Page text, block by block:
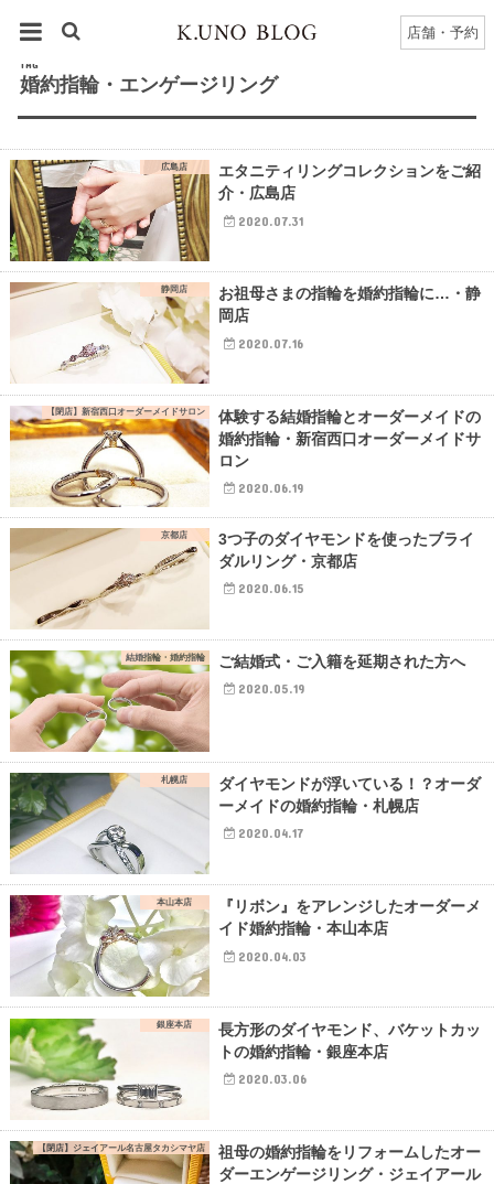
店舗・予約
TAG
婚約指輪・エンゲージリング
広島店
エタニティリングコレクションをご紹
介・広島店
2020.07.31
静岡店
お祖母さまの指輪を婚約指輪に…・静
岡店
2020.07.16
【閉店】新宿西口オーダーメイドサロン
体験する結婚指輪とオーダーメイドの
婚約指輪・新宿西口オーダーメイドサ
ロン
2020.06.19
京都店
3つ子のダイヤモンドを使ったブライ
ダルリング・京都店
2020.06.15
結婚指輪・婚約指輪 ご結婚式・ご入籍を延期された方へ
2020.05.19
札幌店
ダイヤモンドが浮いている！？オーダ
ーメイドの婚約指輪・札幌店
2020.04.17
本山本店
『リボン』をアレンジしたオーダーメ
イド婚約指輪・本山本店
2020.04.03
銀座本店
長方形のダイヤモンド、バケットカッ
トの婚約指輪・銀座本店
2020.03.06
【閉店】ジェイアール名古屋タカシマヤ店
祖母の婚約指輪をリフォームしたオー
ダーエンゲージリング・ジェイアール